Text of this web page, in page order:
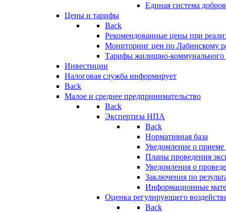
Единая система
Цены и тарифы
Back
Рекомендованные цены при
Мониторинг цен по Лабинскому
Тарифы жилищно-коммунального
Инвестиции
Налоговая служба информирует
Back
Малое и среднее предпринимательство
Back
Экспертиза НПА
Back
Нормативная база
Уведомление о
Планы проведения
Уведомления о
Заключения по
Информационные
Оценка регулирующего
Back